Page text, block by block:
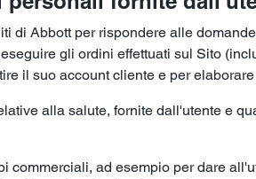
di Abbott per rispondere alle
gli ordini effettuati sul Sito
il suo account cliente e per
alla salute, fornite dall'utente e
ad esempio per dare